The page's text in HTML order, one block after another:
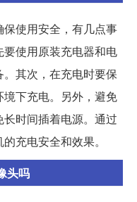
使用安全，有几点事
使用原装充电器和电
其次，在充电时要保
下充电。另外，避免
时间插着电源。通过
充电安全和效果。
头吗